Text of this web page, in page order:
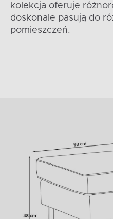
kolekcja oferuje
doskonale pasują do
pomieszczeń.